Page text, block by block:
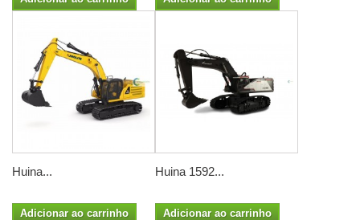
Huina...
Adicionar ao carrinho
Huina 1592...
Adicionar ao carrinho